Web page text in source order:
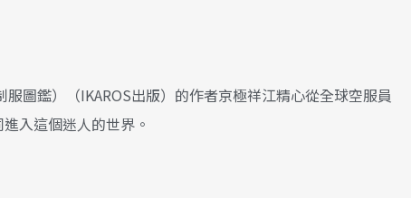
圖鑑）（IKAROS出版）的作者京極祥江精心從全球空服員
入這個迷人的世界。